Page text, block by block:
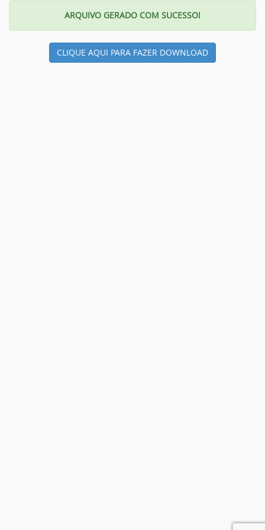
ARQUIVO GERADO COM SUCESSO!
CLIQUE AQUI PARA FAZER DOWNLOAD